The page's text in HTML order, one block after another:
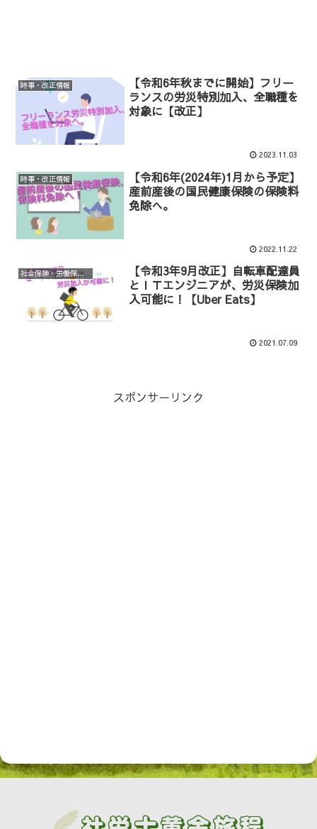
時事・改正情報
【令和6年秋までに開始】フリー
ランスの労災特別加入、全職種を
対象に【改正】
2023.11.03
時事・改正情報
【令和6年(2024年)1月から予定】
産前産後の国民健康保険の保険料
免除へ。
2022.11.22
社会保険・労働保険等手続き
【令和3年9月改正】自転車配達員
とＩＴエンジニアが、労災保険加
入可能に！【Uber Eats】
2021.07.09
スポンサーリンク